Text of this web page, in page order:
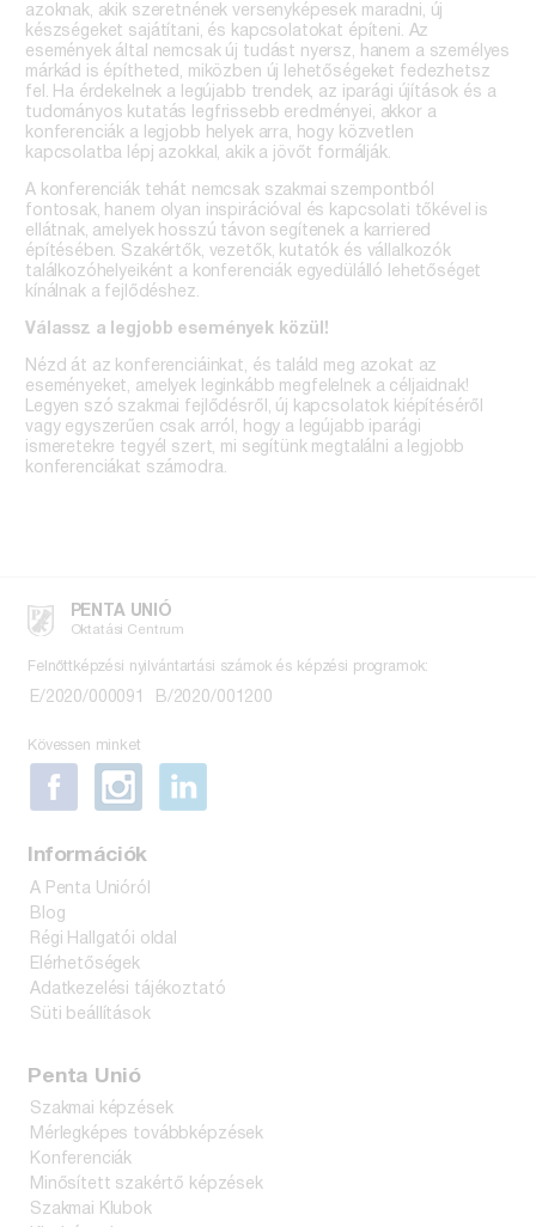
azoknak, akik szeretnének versenyképesek maradni, új
készségeket sajátítani, és kapcsolatokat építeni. Az
események által nemcsak új tudást nyersz, hanem a személyes
márkád is építheted, miközben új lehetőségeket fedezhetsz
fel. Ha érdekelnek a legújabb trendek, az iparági újítások és a
tudományos kutatás legfrissebb eredményei, akkor a
konferenciák a legjobb helyek arra, hogy közvetlen
kapcsolatba lépj azokkal, akik a jövőt formálják.
A konferenciák tehát nemcsak szakmai szempontból
fontosak, hanem olyan inspirációval és kapcsolati tőkével is
ellátnak, amelyek hosszú távon segítenek a karriered
építésében. Szakértők, vezetők, kutatók és vállalkozók
találkozóhelyeiként a konferenciák egyedülálló lehetőséget
kínálnak a fejlődéshez.
Válassz a legjobb események közül!
Nézd át az konferenciáinkat, és találd meg azokat az
eseményeket, amelyek leginkább megfelelnek a céljaidnak!
Legyen szó szakmai fejlődésről, új kapcsolatok kiépítéséről
vagy egyszerűen csak arról, hogy a legújabb iparági
ismeretekre tegyél szert, mi segítünk megtalálni a legjobb
konferenciákat számodra.
PENTA UNIÓ
Oktatási Centrum
Felnőttképzési nyilvántartási számok és képzési programok:
E/2020/000091 B/2020/001200
Kövessen minket
Információk
A Penta Unióról
Blog
Régi Hallgatói oldal
Elérhetőségek
Adatkezelési tájékoztató
Süti beállítások
Penta Unió
Szakmai képzések
Mérlegképes továbbképzések
Konferenciák
Minősített szakértő képzések
Szakmai Klubok